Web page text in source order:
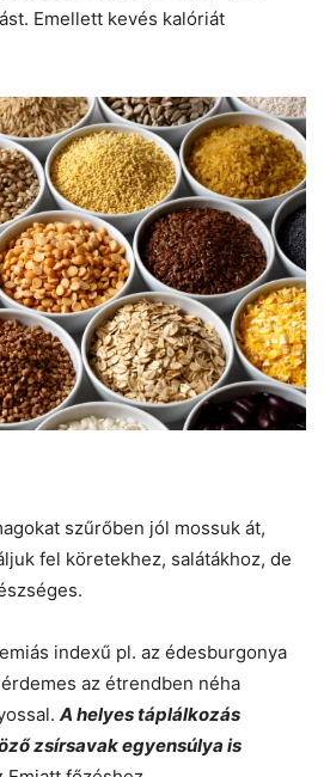
Emellett kevés kalóriát
szűrőben jól mossuk át,
fel köretekhez, salátákhoz, de
indexű pl. az édesburgonya
az étrendben néha
A helyes táplálkozás
zsírsavak egyensúlya is